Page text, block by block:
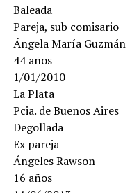
Baleada
Pareja, sub comisario
Ángela María Guzmán
44 años
1/01/2010
La Plata
Pcia. de Buenos Aires
Degollada
Ex pareja
Ángeles Rawson
16 años